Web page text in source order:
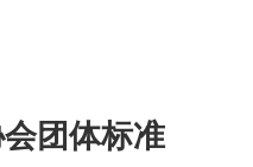
团体标准